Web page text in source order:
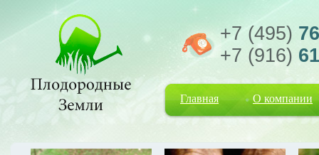
+7 (495)
+7 (916)
Главная О компании